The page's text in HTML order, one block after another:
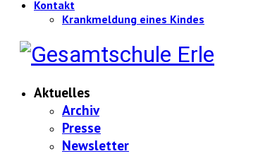
Kontakt
Krankmeldung eines Kindes
Aktuelles
Archiv
Presse
Newsletter